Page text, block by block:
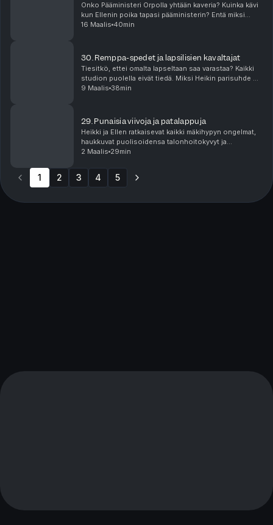
Onko Pääministeri Orpolla yhtään kaveria? Kuinka kävi
kun Ellenin poika tapasi pääministerin? Entä miksi
Heikki vaihtaa kakkavaippoja Christoffer Strandbergin
16 Maalis 40min
30. Remppa-spedet ja lapsilisien kavaltajat
Tiesitkö, ettei omalta lapseltaan saa varastaa? Kaikki
studion puolella eivät tiedä. Miksi Heikin parisuhde on
taantunut 50-luvulle? Entä miksi Ellenin otsasta
9 Maalis 38min
29. Punaisia viivoja ja patalappuja
Heikki ja Ellen ratkaisevat kaikki mäkihypyn ongelmat,
haukkuvat puolisoidensa talonhoitokyvyt ja
vieraannuttavat lätkäfaijat ja -mutsit. Kausi 3, jakso
2 Maalis 29min
1 2 3 4 5